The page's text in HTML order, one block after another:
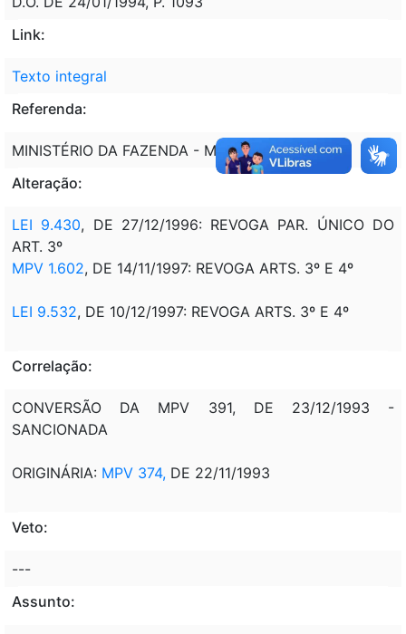
Link:
Texto integral
Referenda:
MINISTÉRIO DA FAZENDA - MF
Alteração:
LEI 9.430, DE 27/12/1996: REVOGA PAR. ÚNICO DO
ART. 3º
MPV 1.602, DE 14/11/1997: REVOGA ARTS. 3º E 4º
LEI 9.532, DE 10/12/1997: REVOGA ARTS. 3º E 4º
Correlação:
CONVERSÃO DA MPV 391, DE 23/12/1993 -
SANCIONADA
ORIGINÁRIA: MPV 374, DE 22/11/1993
Veto:
---
Assunto: